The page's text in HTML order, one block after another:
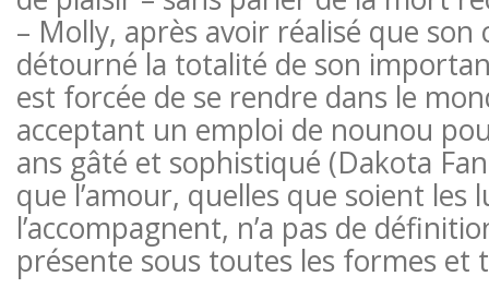
– Molly, après avoir réalisé que son
détourné la totalité de son
est forcée de se rendre dans le
acceptant un emploi de nounou
ans gâté et sophistiqué (Dakota
que l’amour, quelles que soient les
l’accompagnent, n’a pas de
présente sous toutes les formes et